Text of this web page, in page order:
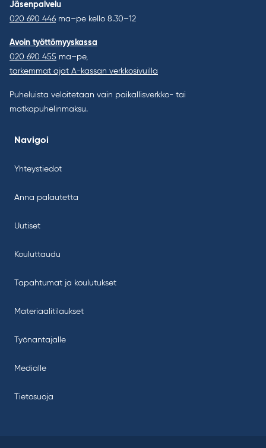
Jäsenpalvelu
020 690 446 ma–pe kello 8.30–12
Avoin työttömyyskassa
020 690 455 ma–pe,
tarkemmat ajat A-kassan verkkosivuilla
Puheluista veloitetaan vain paikallisverkko- tai
matkapuhelinmaksu.
Navigoi
Yhteystiedot
Anna palautetta
Uutiset
Kouluttaudu
Tapahtumat ja koulutukset
Materiaalitilaukset
Työnantajalle
Medialle
Tietosuoja